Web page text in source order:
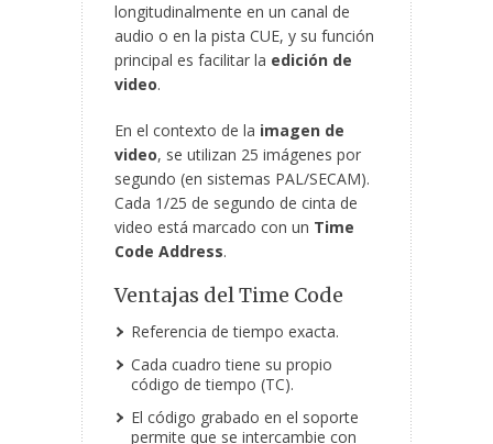
longitudinalmente en un canal de
audio o en la pista CUE, y su función
principal es facilitar la edición de
video.
En el contexto de la imagen de
video, se utilizan 25 imágenes por
segundo (en sistemas PAL/SECAM).
Cada 1/25 de segundo de cinta de
video está marcado con un Time
Code Address.
Ventajas del Time Code
Referencia de tiempo exacta.
Cada cuadro tiene su propio
código de tiempo (TC).
El código grabado en el soporte
permite que se intercambie con